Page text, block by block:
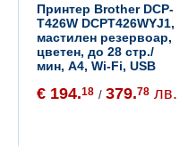
Принтер Brother DCP-
T426W DCPT426WYJ1,
мастилен резервоар,
цветен, до 28 стр./
мин, A4, Wi-Fi, USB
€ 194.18 / 379.78 лв.